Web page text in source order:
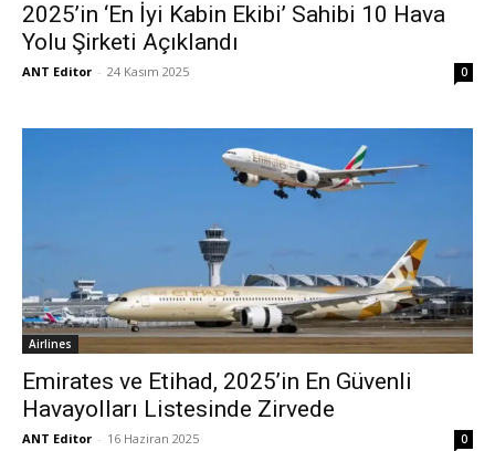
2025’in ‘En İyi Kabin Ekibi’ Sahibi 10 Hava
Yolu Şirketi Açıklandı
ANT Editor - 24 Kasım 2025 0
Airlines
Emirates ve Etihad, 2025’in En Güvenli
Havayolları Listesinde Zirvede
ANT Editor - 16 Haziran 2025 0